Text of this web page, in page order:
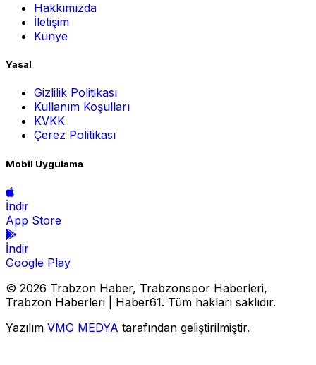
Hakkımızda
İletişim
Künye
Yasal
Gizlilik Politikası
Kullanım Koşulları
KVKK
Çerez Politikası
Mobil Uygulama
İndir
App Store
İndir
Google Play
© 2026 Trabzon Haber, Trabzonspor Haberleri,
Trabzon Haberleri | Haber61. Tüm hakları saklıdır.
Yazılım VMG MEDYA tarafından geliştirilmiştir.